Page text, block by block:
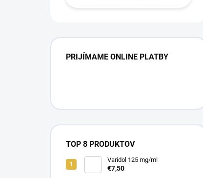
PRIJÍMAME ONLINE PLATBY
TOP 8 PRODUKTOV
Varidol 125 mg/ml
€7,50